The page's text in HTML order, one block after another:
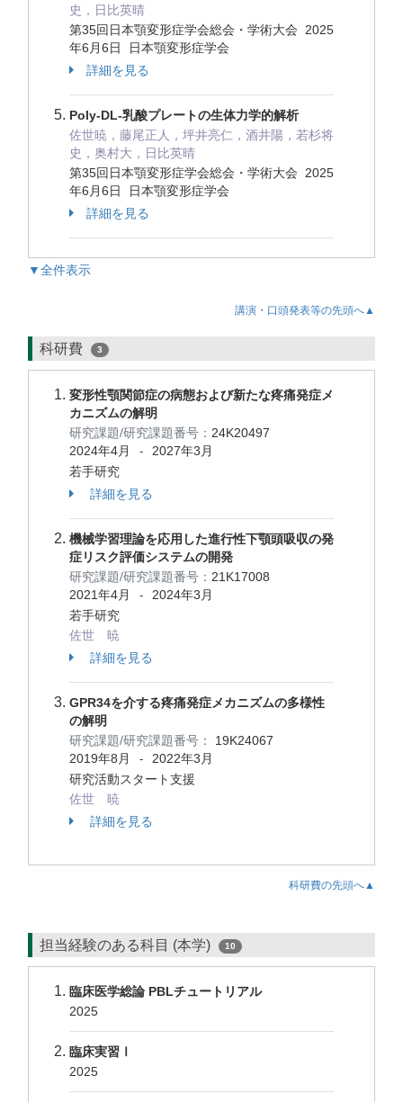
史，日比英晴
第35回日本顎変形症学会総会・学術大会 2025
年6月6日 日本顎変形症学会
詳細を見る
Poly-DL-乳酸プレートの生体力学的解析
佐世暁，藤尾正人，坪井亮仁，酒井陽，若杉将
史，奥村大，日比英晴
第35回日本顎変形症学会総会・学術大会 2025
年6月6日 日本顎変形症学会
詳細を見る
▼全件表示
講演・口頭発表等の先頭へ▲
科研費 3
変形性顎関節症の病態および新たな疼痛発症メ
カニズムの解明
研究課題/研究課題番号： 24K20497
2024年4月
-
2027年3月
若手研究
詳細を見る
機械学習理論を応用した進行性下顎頭吸収の発
症リスク評価システムの開発
研究課題/研究課題番号： 21K17008
2021年4月
-
2024年3月
若手研究
佐世 暁
詳細を見る
GPR34を介する疼痛発症メカニズムの多様性
の解明
研究課題/研究課題番号：
19K24067
2019年8月
-
2022年3月
研究活動スタート支援
佐世 暁
詳細を見る
科研費の先頭へ▲
担当経験のある科目 (本学) 10
臨床医学総論 PBLチュートリアル
2025
臨床実習Ⅰ
2025